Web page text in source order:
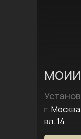
МОИИ
г.
вл. 14